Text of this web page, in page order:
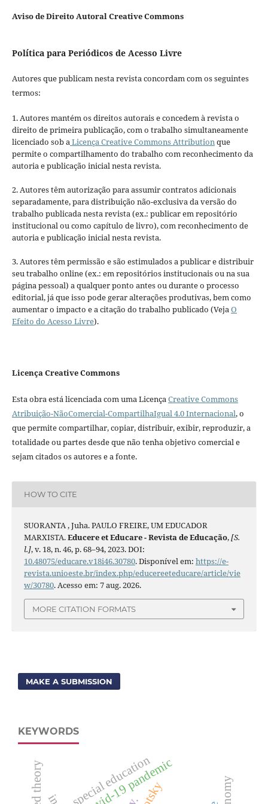
Aviso de Direito Autoral Creative Commons
Política para Periódicos de Acesso Livre
Autores que publicam nesta revista concordam com os seguintes
termos:
1. Autores mantém os direitos autorais e concedem à revista o
direito de primeira publicação, com o trabalho simultaneamente
licenciado sob a Licença Creative Commons Attribution que
permite o compartilhamento do trabalho com reconhecimento da
autoria e publicação inicial nesta revista.
2. Autores têm autorização para assumir contratos adicionais
separadamente, para distribuição não-exclusiva da versão do
trabalho publicada nesta revista (ex.: publicar em repositório
institucional ou como capítulo de livro), com reconhecimento de
autoria e publicação inicial nesta revista.
3. Autores têm permissão e são estimulados a publicar e distribuir
seu trabalho online (ex.: em repositórios institucionais ou na sua
página pessoal) a qualquer ponto antes ou durante o processo
editorial, já que isso pode gerar alterações produtivas, bem como
aumentar o impacto e a citação do trabalho publicado (Veja O
Efeito do Acesso Livre).
Licença Creative Commons
Esta obra está licenciada com uma Licença Creative Commons
Atribuição-NãoComercial-CompartilhaIgual 4.0 Internacional, o
que permite compartilhar, copiar, distribuir, exibir, reproduzir, a
totalidade ou partes desde que não tenha objetivo comercial e
sejam citados os autores e a fonte.
HOW TO CITE
SUORANTA , Juha. PAULO FREIRE, UM EDUCADOR
MARXISTA.Educere et Educare - Revista de Educação,[S.
l.], v. 18, n. 46, p. 68–94, 2023. DOI:
10.48075/educare.v18i46.30780. Disponível em: https://e-
revista.unioeste.br/index.php/educereeteducare/article/vie
w/30780. Acesso em: 7 aug. 2026.
MORE CITATION FORMATS
MAKE A SUBMISSION
KEYWORDS
covid-19 pandemic
special education